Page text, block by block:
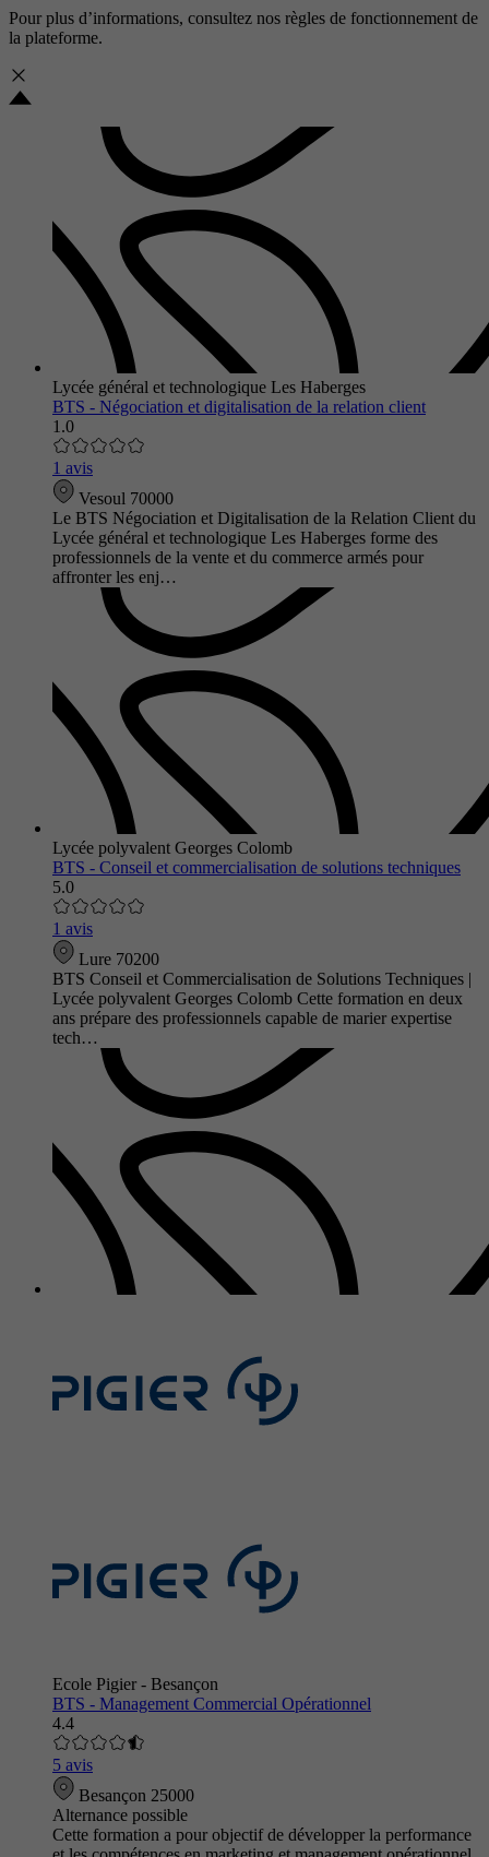
Pour plus d’informations, consultez nos règles de fonctionnement de
la plateforme.
Lycée général et technologique Les Haberges
BTS - Négociation et digitalisation de la relation client
1.0
1 avis
Vesoul 70000
Le BTS Négociation et Digitalisation de la Relation Client du
Lycée général et technologique Les Haberges forme des
professionnels de la vente et du commerce armés pour
affronter les enj…
Lycée polyvalent Georges Colomb
BTS - Conseil et commercialisation de solutions techniques
5.0
1 avis
Lure 70200
BTS Conseil et Commercialisation de Solutions Techniques |
Lycée polyvalent Georges Colomb Cette formation en deux
ans prépare des professionnels capable de marier expertise
tech…
Ecole Pigier - Besançon
BTS - Management Commercial Opérationnel
4.4
5 avis
Besançon 25000
Alternance possible
Cette formation a pour objectif de développer la performance